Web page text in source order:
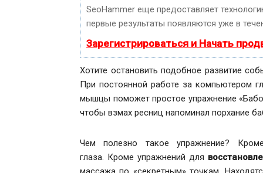
SeoHammer еще предоставляет
первые результаты появляются уже в
Зарегистрироваться и Начать
Хотите остановить подобное развитие
При постоянной работе за компьютером
мышцы поможет простое упражнение
чтобы взмах ресниц напоминал порхание
Чем полезно такое упражнение?
глаза. Кроме упражнений для